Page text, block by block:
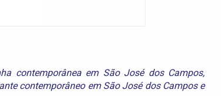
contemporânea em São José dos Campos,
contemporâneo em São José dos Campose